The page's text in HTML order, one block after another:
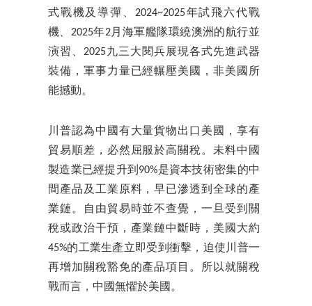
式戰機及導彈、2024~2025年試飛六代戰
機、2025年2月海軍艦隊環繞澳洲的航行並
演習、2025九三大閱兵展現各式先進武器
裝備，軍事力量已經輾壓美國，非美國所
能撼動。
川普認為中國有大量貨物出口美國，享有
貿易順差，必然屈服於高關稅。未料中國
製造業已經提升到90%是資本技術密集的中
間產品及工業原料，早已滲透到全球的產
業鏈。自由貿易時並不查覺，一旦受到關
稅或政治干預，產業鏈中斷時，美國大約
45%的工業生產立即受到衝擊，迫使川普一
再增加關稅豁免的產品項目。所以就關稅
戰而言，中國無懼於美國。